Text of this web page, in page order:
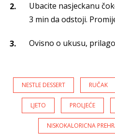
Ubacite nasjeckanu
3 min da odstoji.
Ovisno o ukusu,
NESTLE DESSERT RUČAK
LJETO PROLJEĆE
NISKOKALORICNA